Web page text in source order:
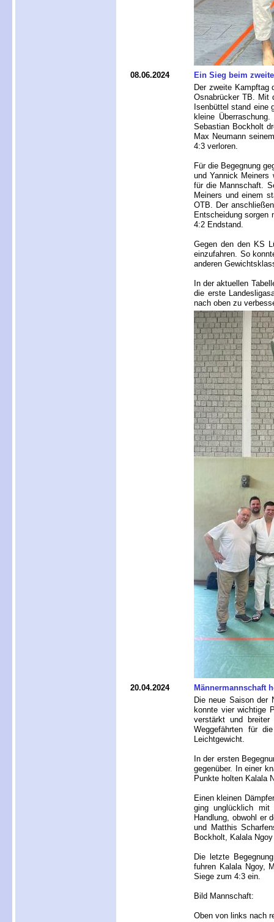
08.06.2024
Ein Sieg beim
Der zweite Kampftag
Osnabrücker TB. Mit
Isenbüttel stand eine
kleine
Sebastian Bockholt
Max Neumann
4:3 verloren.
Für die Begegnung
und Yannick Meiners
für die Mannschaft.
Meiners und einem
OTB. Der
Entscheidung
4:2 Endstand.
Gegen den den KS
einzufahren. So
anderen
In der aktuellen
die erste
nach oben zu
20.04.2024
Männermannschaft
Die neue Saison der
konnte vier wichtige
verstärkt und
Weggefährten für
Leichtgewicht.
In der ersten
gegenüber. In einer
Punkte holten Kalala
Einen kleinen
ging unglücklich mit
Handlung, obwohl er
und Matthis
Bockholt, Kalala
Die letzte
fuhren Kalala Ngoy,
Siege zum 4:3 ein.
Bild Mannschaft:
Oben von links nach